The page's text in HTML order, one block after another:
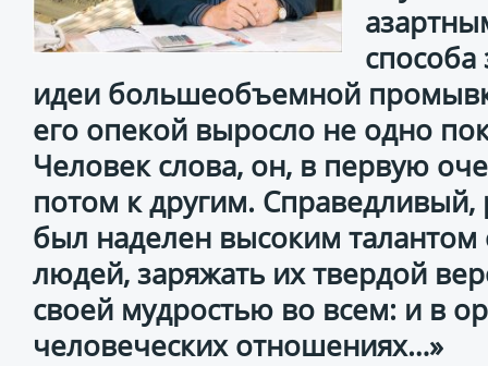
идеи большеобъемной
его опекой выросло не одно
Человек слова, он, в первую
потом к другим.
был наделен высоким
людей, заряжать их твердой
своей мудростью во всем: и в
человеческих отношениях…»